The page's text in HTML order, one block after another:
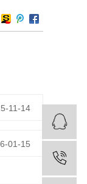
11-14
01-15